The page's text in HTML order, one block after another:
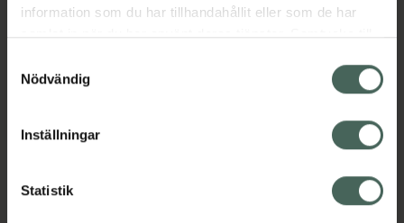
information som du har tillhandahållit eller som de har
samlat in när du har använt deras tjänster. Samtycke till
återkalla ditt samtycke via webbplatsens
cookieinställningar. Ett återkallat samtycke påverkar inte
lagligheten av behandling som skett innan återkallelsen.
Nödvändig
Inställningar
Statistik
20 styck
765 kr
Kronans Apotek finns här för dig. Du hittar oss från Skåne i